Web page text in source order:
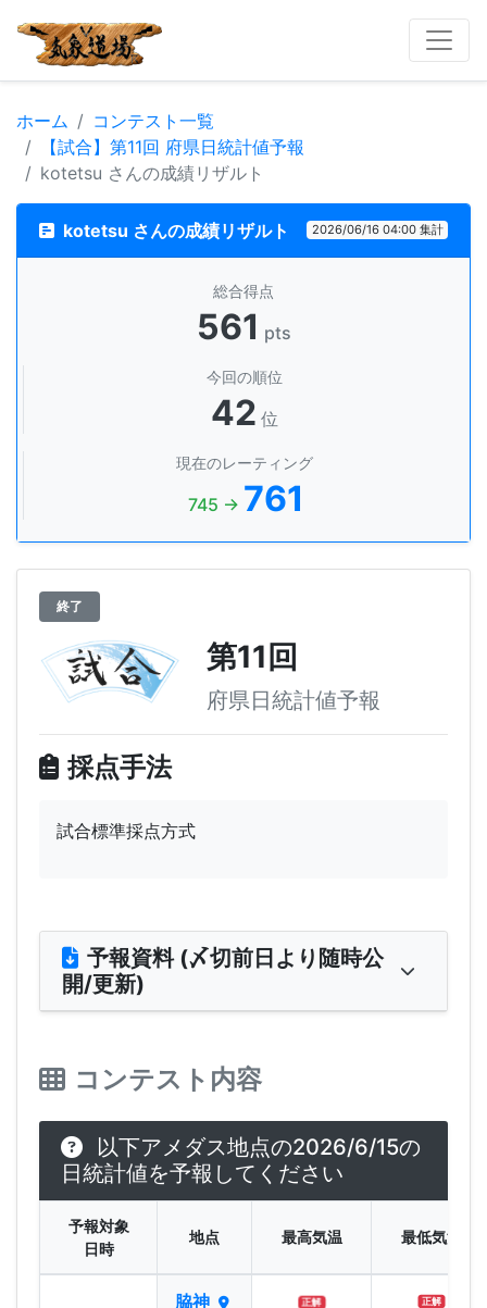
ホーム
コンテスト一覧
【試合】第11回 府県日統計値予報
kotetsu さんの成績リザルト
kotetsu さんの成績リザルト 2026/06/16 04:00 集計
総合得点
561 pts
今回の順位
42 位
現在のレーティング
745 → 761
終了
第11回
府県日統計値予報
採点手法
試合標準採点方式
予報資料 (〆切前日より随時公
開/更新)
コンテスト内容
以下アメダス地点の2026/6/15の
日統計値を予報してください
予報対象
日時
地点 最高気温 最低気温
脇神 正解 正解